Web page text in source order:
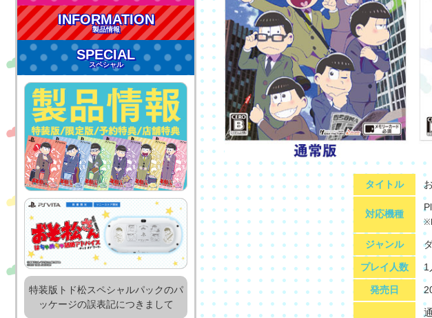
INFORMATION
製品情報
SPECIAL
スペシャル
特装版トド松スペシャルパックのパ
ッケージの誤表記につきまして
タイトル
対応機種
ジャンル
プレイ人数 1
発売日